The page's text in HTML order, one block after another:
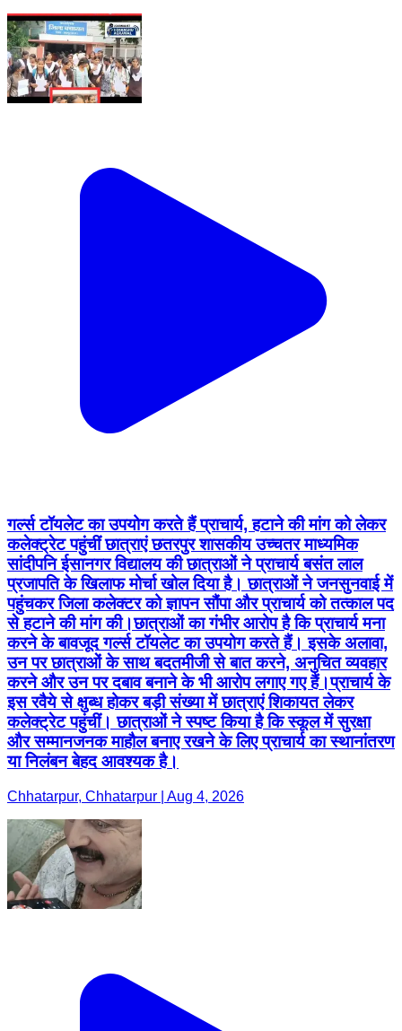
गर्ल्स टॉयलेट का उपयोग करते हैं प्राचार्य, हटाने की मांग को लेकर
कलेक्ट्रेट पहुंचीं छात्राएं छतरपुर शासकीय उच्चतर माध्यमिक
सांदीपनि ईसानगर विद्यालय की छात्राओं ने प्राचार्य बसंत लाल
प्रजापति के खिलाफ मोर्चा खोल दिया है। छात्राओं ने जनसुनवाई में
पहुंचकर जिला कलेक्टर को ज्ञापन सौंपा और प्राचार्य को तत्काल पद
से हटाने की मांग की।छात्राओं का गंभीर आरोप है कि प्राचार्य मना
करने के बावजूद गर्ल्स टॉयलेट का उपयोग करते हैं। इसके अलावा,
उन पर छात्राओं के साथ बदतमीजी से बात करने, अनुचित व्यवहार
करने और उन पर दबाव बनाने के भी आरोप लगाए गए हैं।प्राचार्य के
इस रवैये से क्षुब्ध होकर बड़ी संख्या में छात्राएं शिकायत लेकर
कलेक्ट्रेट पहुंचीं। छात्राओं ने स्पष्ट किया है कि स्कूल में सुरक्षा
और सम्मानजनक माहौल बनाए रखने के लिए प्राचार्य का स्थानांतरण
या निलंबन बेहद आवश्यक है।
Chhatarpur, Chhatarpur | Aug 4, 2026